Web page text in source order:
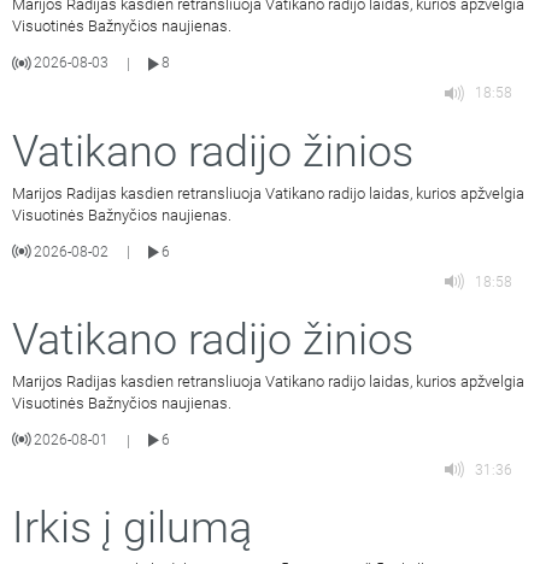
Marijos Radijas kasdien retransliuoja Vatikano radijo laidas, kurios apžvelgia
Visuotinės Bažnyčios naujienas.
2026-08-03
8
18:58
Vatikano radijo žinios
Marijos Radijas kasdien retransliuoja Vatikano radijo laidas, kurios apžvelgia
Visuotinės Bažnyčios naujienas.
2026-08-02
6
18:58
Vatikano radijo žinios
Marijos Radijas kasdien retransliuoja Vatikano radijo laidas, kurios apžvelgia
Visuotinės Bažnyčios naujienas.
2026-08-01 |
6
31:36
Irkis į gilumą